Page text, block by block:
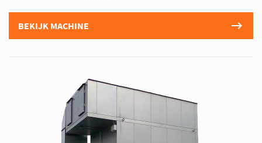
BEKIJK MACHINE